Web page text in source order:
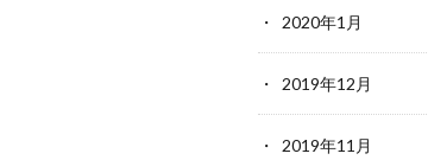
2020年1月
2019年12月
2019年11月